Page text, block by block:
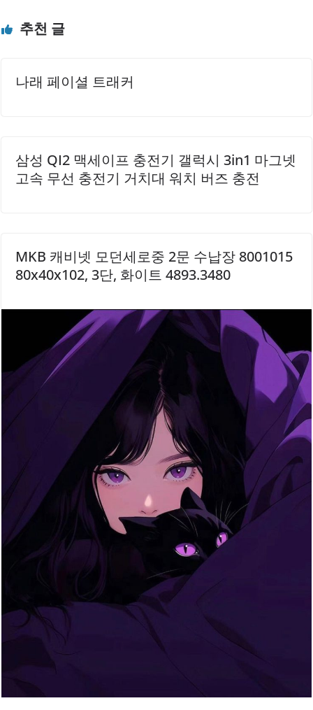
들어오지 않아 피로감을 줄여줍니다.이 제품은 데일리 용도
중한 사람에게 선물하기에 좋습니다. 또한, 할인 및 적립 이벤
추천 글
나래 페이셜 트래커
삼성 QI2 맥세이프 충전기 갤럭시 3in1 마그넷
고속 무선 충전기 거치대 워치 버즈 충전
MKB 캐비넷 모던세로중 2문 수납장 8001015
80x40x102, 3단, 화이트 4893.3480